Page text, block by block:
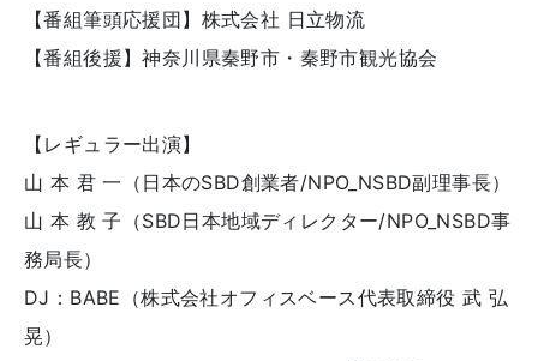
【番組筆頭応援団】株式会社 日立物流
【番組後援】神奈川県秦野市・秦野市観光協会
【レギュラー出演】
山 本 君 一（日本のSBD創業者/NPO_NSBD副理事長）
山 本 教 子（SBD日本地域ディレクター/NPO_NSBD事
務局長）
DJ：BABE（株式会社オフィスベース代表取締役 武 弘
晃）